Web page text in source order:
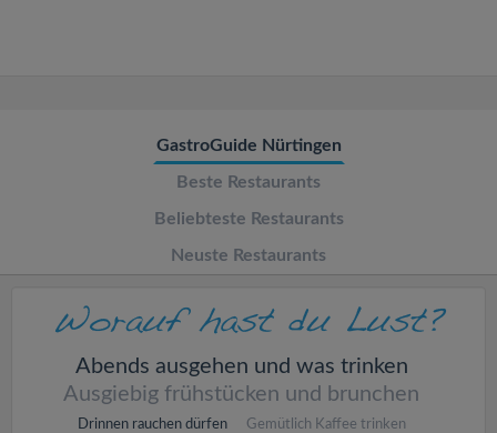
GastroGuide Nürtingen
Beste Restaurants
Beliebteste Restaurants
Neuste Restaurants
Abends ausgehen und was trinken
Ausgiebig frühstücken und brunchen
Drinnen rauchen dürfen Gemütlich Kaffee trinken